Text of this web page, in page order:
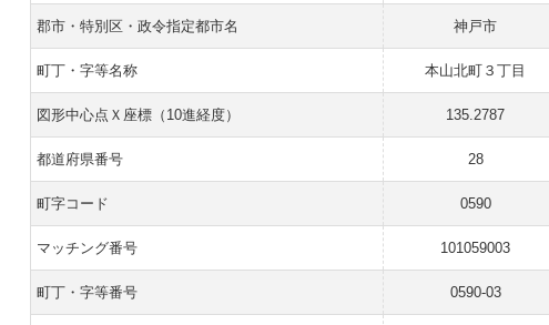
郡市・特別区・政令指定都市名 神戸市
町丁・字等名称 本山北町３丁目
図形中心点Ｘ座標（10進経度） 135.2787
都道府県番号 28
町字コード 0590
マッチング番号 101059003
町丁・字等番号 0590-03